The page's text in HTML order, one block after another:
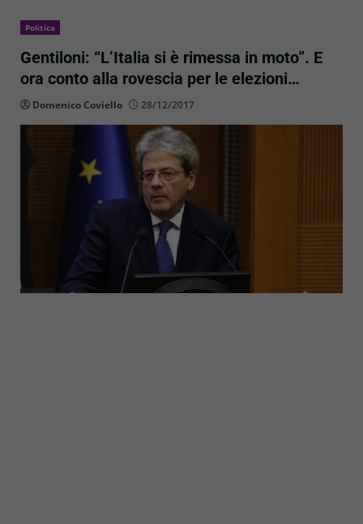
Politica
Gentiloni: “L’Italia si è rimessa in moto”. E
ora conto alla rovescia per le elezioni…
Domenico Coviello 28/12/2017